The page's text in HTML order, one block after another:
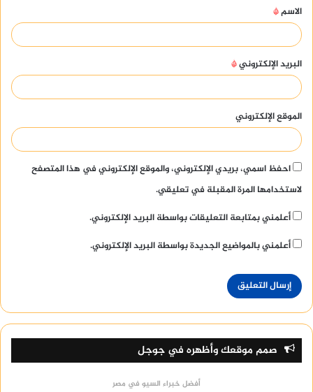
*
الاسم*
البريد الإلكتروني*
الموقع الإلكتروني
احفظ اسمي، بريدي الإلكتروني، والموقع الإلكتروني في هذا المتصفح
لاستخدامها المرة المقبلة في تعليقي.
أعلمني بمتابعة التعليقات بواسطة البريد الإلكتروني.
أعلمني بالمواضيع الجديدة بواسطة البريد الإلكتروني.
صمم موقعك وأظهره في جوجل
أفضل خبراء السيو في مصر